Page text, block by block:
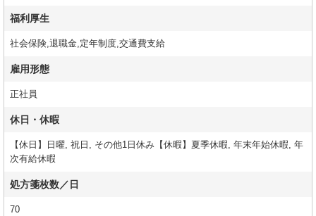
福利厚生
社会保険,退職金,定年制度,交通費支給
雇用形態
正社員
休日・休暇
【休日】日曜, 祝日, その他1日休み【休暇】夏季休暇, 年末年始休暇, 年
次有給休暇
処方箋枚数／日
70